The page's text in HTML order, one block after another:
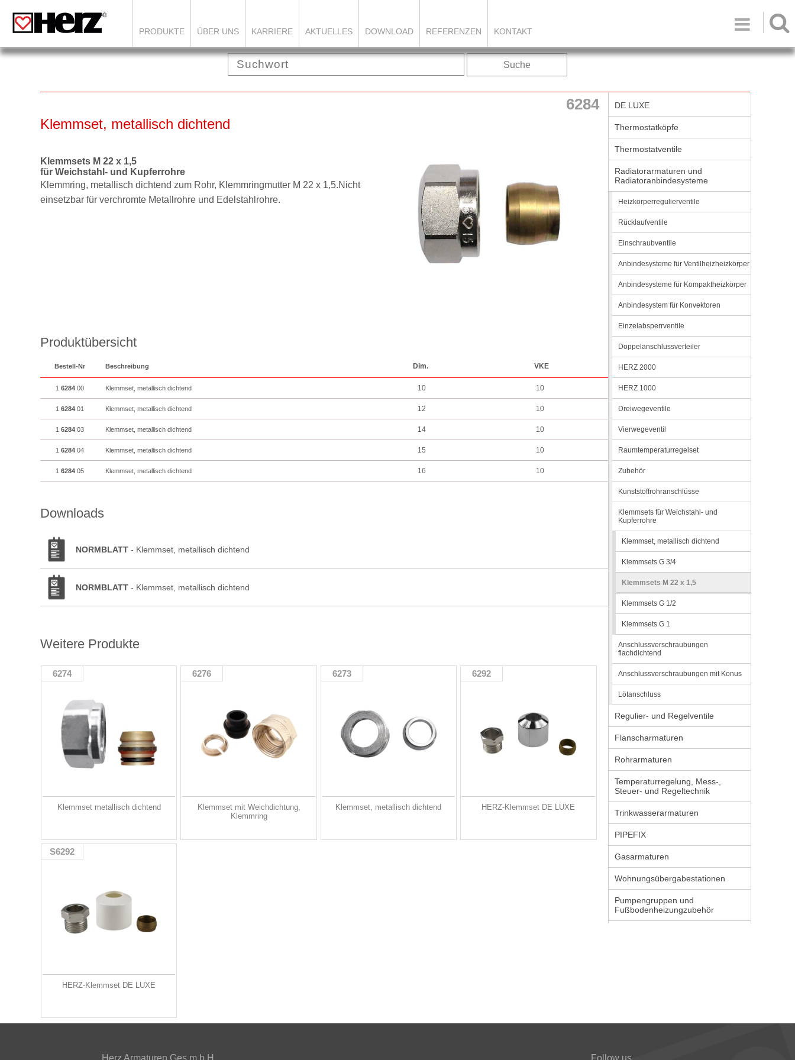

PRODUKTE ÜBER UNS KARRIERE AKTUELLES DOWNLOAD REFERENZEN KONTAKT
Suche
6284
Klemmset, metallisch dichtend
Klemmsets M 22 x 1,5
für Weichstahl- und Kupferrohre
Klemmring, metallisch dichtend zum Rohr, Klemmringmutter M 22 x 1,5.Nicht
einsetzbar für verchromte Metallrohre und Edelstahlrohre.
Produktübersicht
Bestell-Nr Beschreibung Dim. VKE
1 6284 00 Klemmset, metallisch dichtend 10 10
1 6284 01 Klemmset, metallisch dichtend 12 10
1 6284 03 Klemmset, metallisch dichtend 14 10
1 6284 04 Klemmset, metallisch dichtend 15 10
1 6284 05 Klemmset, metallisch dichtend 16 10
Downloads
NORMBLATT - Klemmset, metallisch dichtend
NORMBLATT - Klemmset, metallisch dichtend
Weitere Produkte
6274
Klemmset metallisch dichtend
6276
Klemmset mit Weichdichtung,
Klemmring
6273
Klemmset, metallisch dichtend
6292
HERZ-Klemmset DE LUXE
S6292
HERZ-Klemmset DE LUXE
DE LUXE
Thermostatköpfe
Thermostatventile
Radiatorarmaturen und
Radiatoranbindesysteme
Heizkörperregulierventile
Rücklaufventile
Einschraubventile
Anbindesysteme für Ventilheizheizkörper
Anbindesysteme für Kompaktheizkörper
Anbindesystem für Konvektoren
Einzelabsperrventile
Doppelanschlussverteiler
HERZ 2000
HERZ 1000
Dreiwegeventile
Vierwegeventil
Raumtemperaturregelset
Zubehör
Kunststoffrohranschlüsse
Klemmsets für Weichstahl- und
Kupferrohre
Klemmset, metallisch dichtend
Klemmsets G 3/4
Klemmsets M 22 x 1,5
Klemmsets G 1/2
Klemmsets G 1
Anschlussverschraubungen
flachdichtend
Anschlussverschraubungen mit Konus
Lötanschluss
Regulier- und Regelventile
Flanscharmaturen
Rohrarmaturen
Temperaturregelung, Mess-,
Steuer- und Regeltechnik
Trinkwasserarmaturen
PIPEFIX
Gasarmaturen
Wohnungsübergabestationen
Pumpengruppen und
Fußbodenheizungzubehör
Herz Armaturen Ges.m.b.H Follow us